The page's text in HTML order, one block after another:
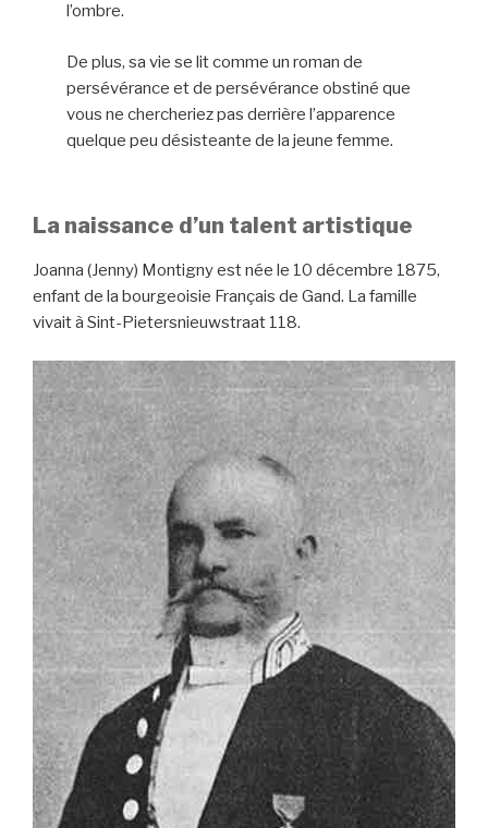
l’ombre.
De plus, sa vie se lit comme un roman de
persévérance et de persévérance obstiné que
vous ne chercheriez pas derrière l’apparence
quelque peu désisteante de la jeune femme.
La naissance d’un talent artistique
Joanna (Jenny) Montigny est née le 10 décembre 1875,
enfant de la bourgeoisie Français de Gand. La famille
vivait à Sint-Pietersnieuwstraat 118.